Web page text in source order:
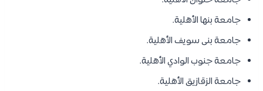
جامعة بنها الأهلية.
جامعة بنى سويف الأهلية.
جامعة جنوب الوادي الأهلية.
جامعة الزقازيق الأهلية.